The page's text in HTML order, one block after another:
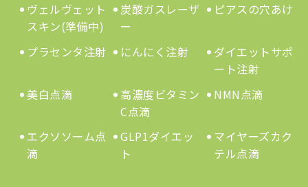
ヴェルヴェット
スキン(準備中)
炭酸ガスレーザ
ー
ピアスの穴あけ
プラセンタ注射 にんにく注射
ダイエットサポ
ート注射
美白点滴
高濃度ビタミン
C点滴
NMN点滴
エクソソーム点
滴
GLP1ダイエッ
ト
マイヤーズカク
テル点滴